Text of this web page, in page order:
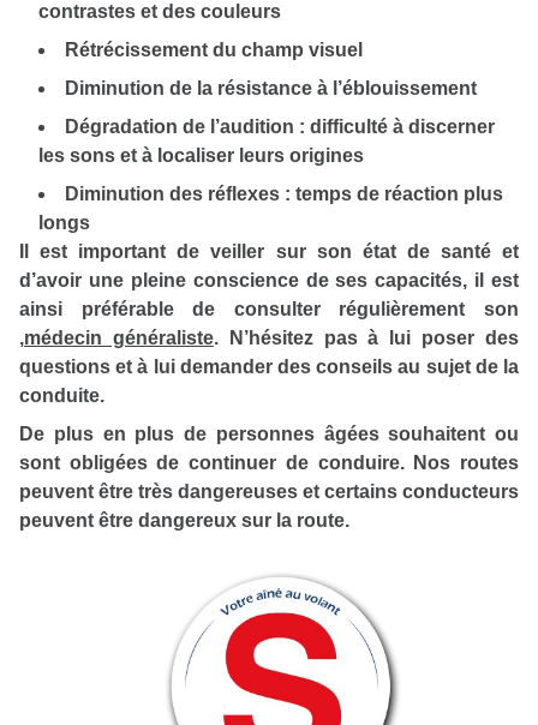
contrastes et des couleurs
Rétrécissement du champ visuel
Diminution de la résistance à l’éblouissement
Dégradation de l’audition : difficulté à discerner
les sons et à localiser leurs origines
Diminution des réflexes : temps de réaction plus
longs
Il est important de veiller sur son état de santé et
d’avoir une pleine conscience de ses capacités, il est
ainsi préférable de consulter régulièrement son
,médecin généraliste. N’hésitez pas à lui poser des
questions et à lui demander des conseils au sujet de la
conduite.
De plus en plus de personnes âgées souhaitent ou
sont obligées de continuer de conduire. Nos routes
peuvent être très dangereuses et certains conducteurs
peuvent être dangereux sur la route.